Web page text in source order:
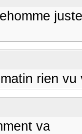
rien vu
va